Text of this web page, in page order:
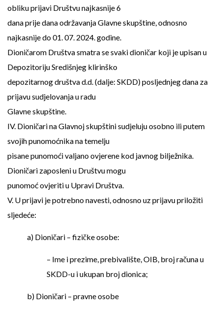
obliku prijavi Društvu najkasnije 6
dana prije dana održavanja Glavne skupštine, odnosno
najkasnije do 01. 07. 2024. godine.
Dioničarom Društva smatra se svaki dioničar koji je upisan u
Depozitoriju Središnjeg klirinško
depozitarnog društva d.d. (dalje: SKDD) posljednjeg dana za
prijavu sudjelovanja u radu
Glavne skupštine.
IV. Dioničari na Glavnoj skupštini sudjeluju osobno ili putem
svojih punomoćnika na temelju
pisane punomoći valjano ovjerene kod javnog bilježnika.
Dioničari zaposleni u Društvu mogu
punomoć ovjeriti u Upravi Društva.
V. U prijavi je potrebno navesti, odnosno uz prijavu priložiti
sljedeće:
a) Dioničari – fizičke osobe:
– Ime i prezime, prebivalište, OIB, broj računa u
SKDD-u i ukupan broj dionica;
b) Dioničari – pravne osobe